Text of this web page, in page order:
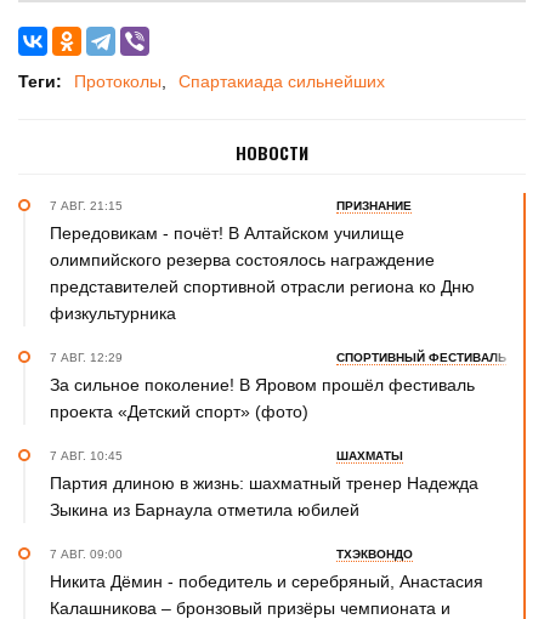
Теги: Протоколы Спартакиада сильнейших
НОВОСТИ
7 АВГ. 21:15 ПРИЗНАНИЕ
Передовикам - почёт! В Алтайском училище
олимпийского резерва состоялось награждение
представителей спортивной отрасли региона ко Дню
физкультурника
7 АВГ. 12:29 СПОРТИВНЫЙ ФЕСТИВАЛЬ
За сильное поколение! В Яровом прошёл фестиваль
проекта «Детский спорт» (фото)
7 АВГ. 10:45 ШАХМАТЫ
Партия длиною в жизнь: шахматный тренер Надежда
Зыкина из Барнаула отметила юбилей
7 АВГ. 09:00 ТХЭКВОНДО
Никита Дёмин - победитель и серебряный, Анастасия
Калашникова – бронзовый призёры чемпионата и